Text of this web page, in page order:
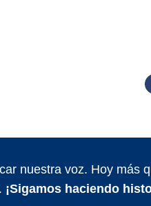
nuestra voz. Hoy más
¡Sigamos haciendo